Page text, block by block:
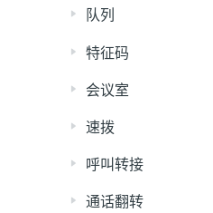
队列
特征码
会议室
速拨
呼叫转接
通话翻转